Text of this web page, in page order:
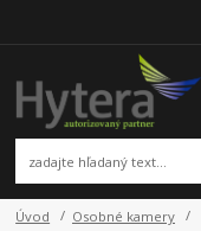
Úvod Osobné kamery